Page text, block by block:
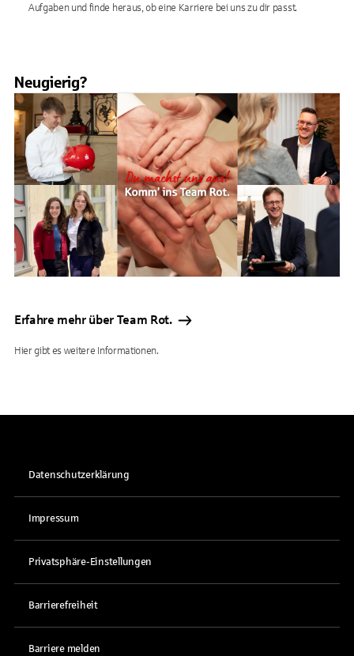
Aufgaben und finde heraus, ob eine Karriere bei uns zu dir passt.
Neugierig?
Erfahre mehr über Team Rot.
Hier gibt es weitere Informationen.
Datenschutzerklärung
Impressum
Privatsphäre-Einstellungen
Barrierefreiheit
Barriere melden